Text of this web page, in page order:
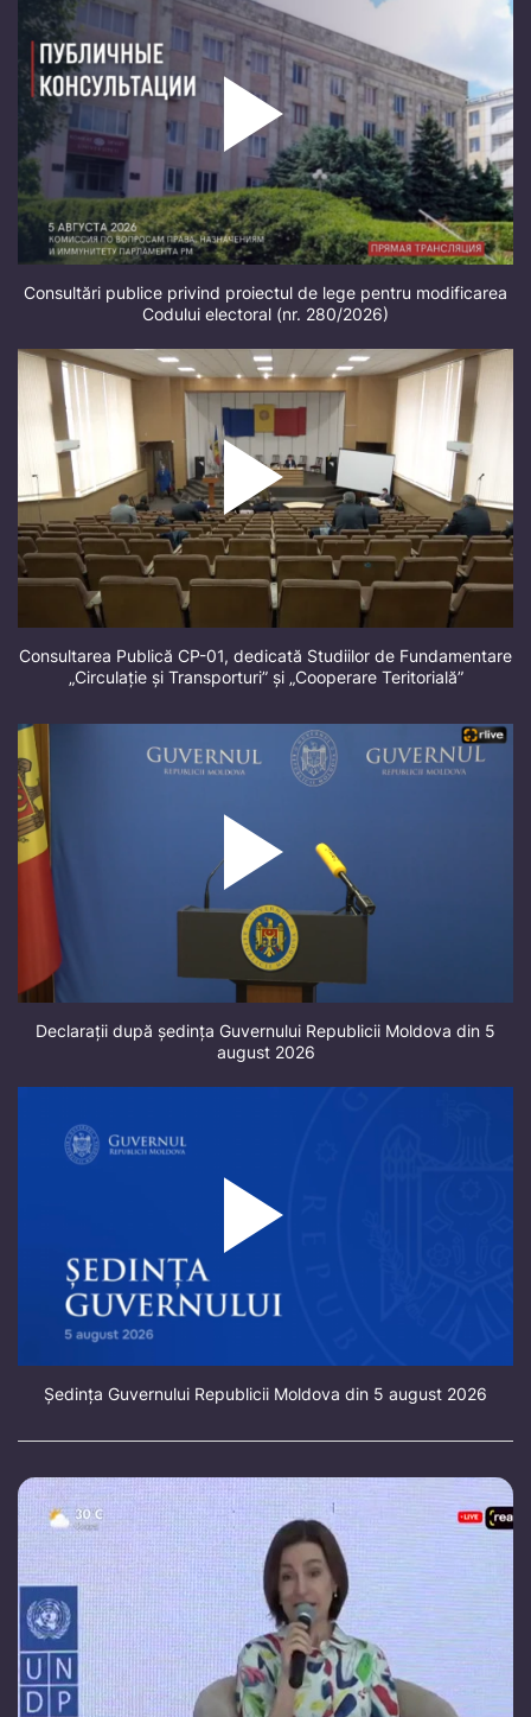
Consultări publice privind proiectul de lege pentru modificarea
Codului electoral (nr. 280/2026)
Consultarea Publică CP-01, dedicată Studiilor de Fundamentare
„Circulație și Transporturi” și „Cooperare Teritorială”
Declarații după ședința Guvernului Republicii Moldova din 5
august 2026
Ședința Guvernului Republicii Moldova din 5 august 2026